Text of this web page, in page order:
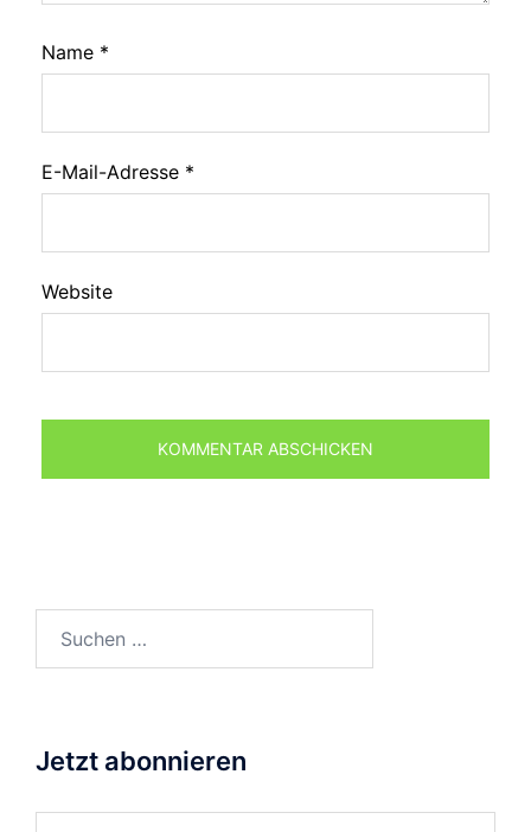
Name *
E-Mail-Adresse *
Website
Jetzt abonnieren
Gib deine E-Mail-Adresse ein ...